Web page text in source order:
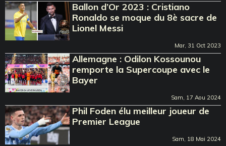
Ballon d’Or 2023 : Cristiano
Ronaldo se moque du 8è sacre de
Lionel Messi
Mar, 31 Oct 2023
Allemagne : Odilon Kossounou
remporte la Supercoupe avec le
Bayer
Sam, 17 Aou 2024
Phil Foden élu meilleur joueur de
Premier League
Sam, 18 Mai 2024